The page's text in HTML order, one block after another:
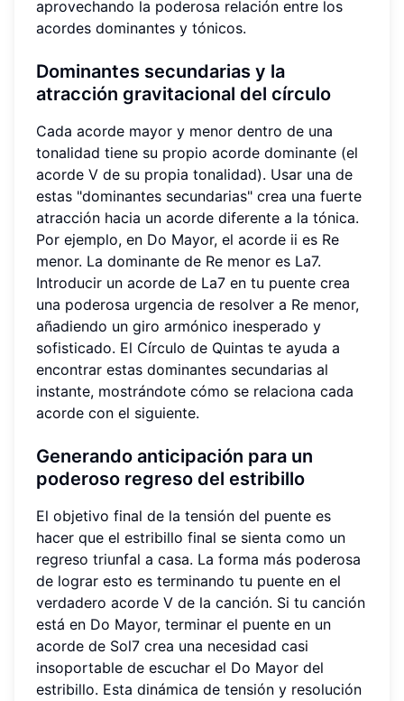
aprovechando la poderosa relación entre los
acordes dominantes y tónicos.
Dominantes secundarias y la
atracción gravitacional del círculo
Cada acorde mayor y menor dentro de una
tonalidad tiene su propio acorde dominante (el
acorde V de su propia tonalidad). Usar una de
estas "dominantes secundarias" crea una fuerte
atracción hacia un acorde diferente a la tónica.
Por ejemplo, en Do Mayor, el acorde ii es Re
menor. La dominante de Re menor es La7.
Introducir un acorde de La7 en tu puente crea
una poderosa urgencia de resolver a Re menor,
añadiendo un giro armónico inesperado y
sofisticado. El Círculo de Quintas te ayuda a
encontrar estas dominantes secundarias al
instante, mostrándote cómo se relaciona cada
acorde con el siguiente.
Generando anticipación para un
poderoso regreso del estribillo
El objetivo final de la tensión del puente es
hacer que el estribillo final se sienta como un
regreso triunfal a casa. La forma más poderosa
de lograr esto es terminando tu puente en el
verdadero acorde V de la canción. Si tu canción
está en Do Mayor, terminar el puente en un
acorde de Sol7 crea una necesidad casi
insoportable de escuchar el Do Mayor del
estribillo. Esta dinámica de tensión y resolución